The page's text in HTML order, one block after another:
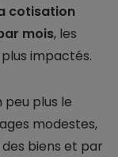
cotisation
mois, les
impactés.
plus le
modestes,
biens et par